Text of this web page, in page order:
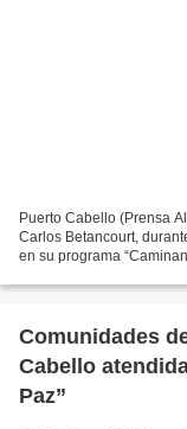
Puerto Cabello (Prensa
Carlos Betancourt,
en su programa
Comunidades
Cabello
Paz”